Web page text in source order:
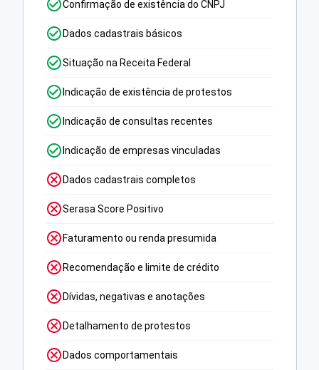
Confirmação de existência do CNPJ
Dados cadastrais básicos
Situação na Receita Federal
Indicação de existência de protestos
Indicação de consultas recentes
Indicação de empresas vinculadas
Dados cadastrais completos
Serasa Score Positivo
Faturamento ou renda presumida
Recomendação e limite de crédito
Dívidas, negativas e anotações
Detalhamento de protestos
Dados comportamentais